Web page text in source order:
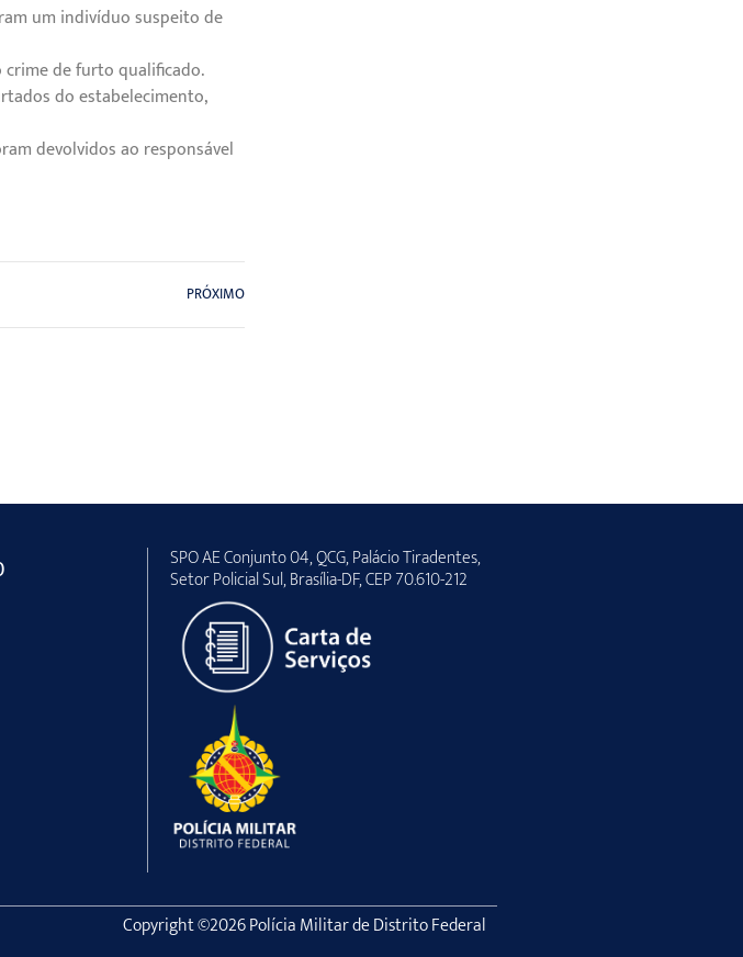
um indivíduo suspeito de
crime de furto qualificado.
do estabelecimento,
devolvidos ao responsável
PRÓXIMO
SPO AE Conjunto 04, QCG, Palácio Tiradentes,
Setor Policial Sul, Brasília-DF, CEP 70.610-212
Copyright ©2026 Polícia Militar de Distrito Federal